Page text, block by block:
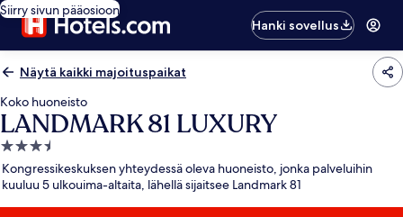
Siirry sivun pääosioon
Hanki sovellus
Näytä kaikki majoituspaikat
Koko huoneisto
LANDMARK 81 LUXURY
3.5
tähden
majoituspaikka
Kongressikeskuksen yhteydessä oleva huoneisto, jonka palveluihin
kuuluu 5 ulkouima-altaita, lähellä sijaitsee Landmark 81